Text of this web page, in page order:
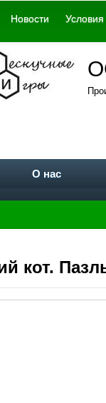
Новости
О нас
кот.